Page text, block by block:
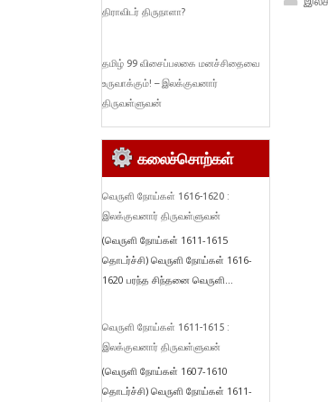
திராவிடர் திருநாளா?
தமிழ் 99 விசைப்பலகை மனச்சிதைவை
உருவாக்கும்! – இலக்குவனார்
திருவள்ளுவன்
கலைச்சொற்கள்
வெருளி நோய்கள் 1616-1620 :
இலக்குவனார் திருவள்ளுவன்
(வெருளி நோய்கள் 1611-1615
தொடர்ச்சி) வெருளி நோய்கள் 1616-
1620 பரந்த சிந்தனை வெருளி...
வெருளி நோய்கள் 1611-1615 :
இலக்குவனார் திருவள்ளுவன்
(வெருளி நோய்கள் 1607-1610
தொடர்ச்சி) வெருளி நோய்கள் 1611-